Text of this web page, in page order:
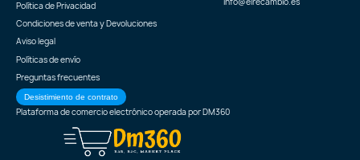
Política de Privacidad
Condiciones de venta y Devoluciones
Aviso legal
Políticas de envío
Preguntas frecuentes
Desistimiento de contrato
Plataforma de comercio electrónico operada porDM360